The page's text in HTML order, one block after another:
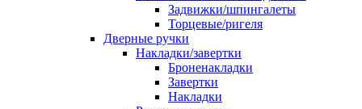
Задвижки/шпингалеты
Торцевые/ригеля
Дверные ручки
Накладки/завертки
Броненакладки
Завертки
Накладки